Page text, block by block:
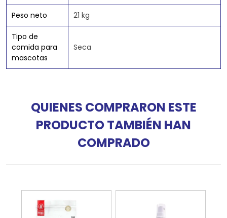
Peso neto 21 kg
Tipo de
comida para
mascotas
Seca
QUIENES COMPRARON ESTE
PRODUCTO TAMBIÉN HAN
COMPRADO